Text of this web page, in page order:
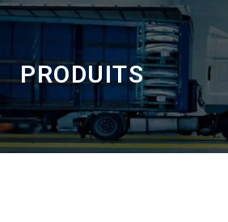
PRODUITS